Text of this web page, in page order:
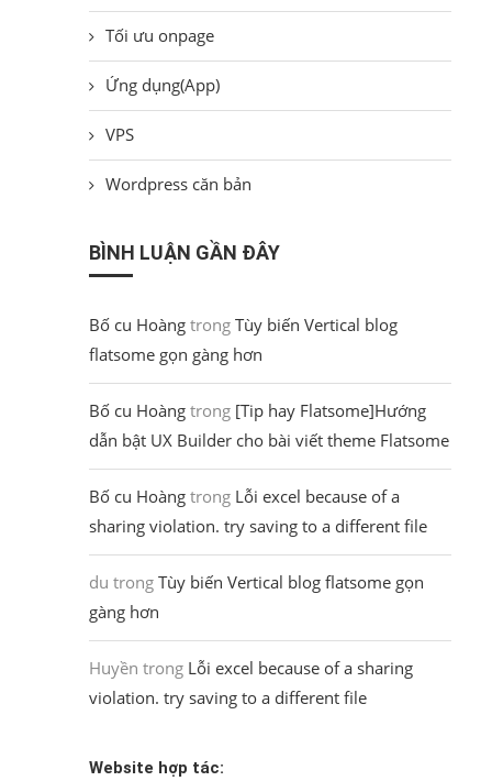
Tối ưu onpage
Ứng dụng(App)
VPS
Wordpress căn bản
BÌNH LUẬN GẦN ĐÂY
Bố cu Hoàngtrong Tùy biến Vertical blog
flatsome gọn gàng hơn
Bố cu Hoàngtrong [Tip hay Flatsome]Hướng
dẫn bật UX Builder cho bài viết theme Flatsome
Bố cu Hoàngtrong Lỗi excel because of a
sharing violation. try saving to a different file
du trong Tùy biến Vertical blog flatsome gọn
gàng hơn
Huyền trong Lỗi excel because of a sharing
violation. try saving to a different file
Website hợp tác: